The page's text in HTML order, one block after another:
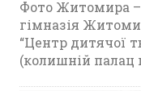
Фото Житомира –
гімназія
“Центр дитячої
(колишній палац